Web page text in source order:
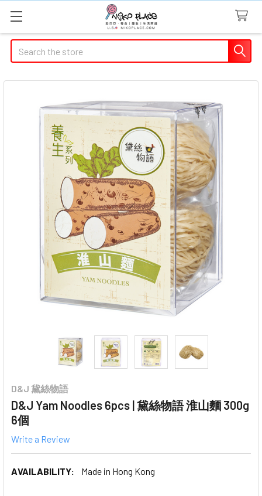
Search
D&J 黛絲物語
D&J Yam Noodles 6pcs | 黛絲物語 淮山麵 300g
6個
Write a Review
AVAILABILITY: Made in Hong Kong